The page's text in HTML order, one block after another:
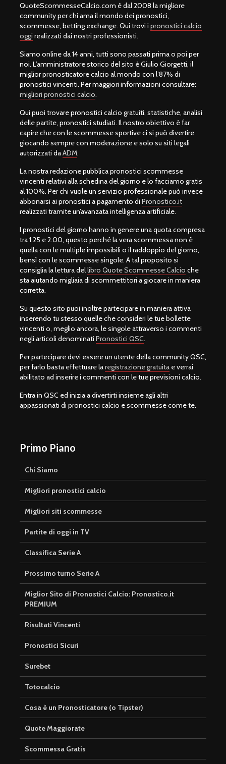
QuoteScommesseCalcio.com è dal 2008 la migliore
community per chi ama il mondo dei pronostici,
scommesse, betting exchange. Qui trovi i pronostici calcio
oggi realizzati dai nostri professionisti.
Siamo online da 14 anni, tutti sono passati prima o poi per
noi. L’amministratore storico del sito è Giulio Giorgetti, il
miglior pronosticatore calcio al mondo con l’87% di
pronostici vincenti. Per maggiori informazioni consultare:
migliori pronostici calcio.
Qui puoi trovare pronostici calcio gratuiti, statistiche, analisi
delle partite, pronostici studiati. Il nostro obiettivo è far
capire che con le scommesse sportive ci si può divertire
giocando sempre con moderazione e solo su siti legali
autorizzati daADM.
La nostra redazione pubblica pronostici scommesse
vincenti relativi alla schedina del giorno e lo facciamo gratis
al 100%. Per chi vuole un servizio professionale può invece
abbonarsi ai pronostici a pagamento di Pronostico.it
realizzati tramite un’avanzata intelligenza artificiale.
I pronostici del giorno hanno in genere una quota compresa
tra 1.25 e 2.00, questo perché la vera scommessa non è
quella con le multiple impossibili o il raddoppio del giorno,
bensì con le scommesse singole. A tal proposito si
consiglia la lettura dellibro Quote Scommesse Calcio che
sta aiutando migliaia di scommettitori a giocare in maniera
corretta.
Su questo sito puoi inoltre partecipare in maniera attiva
inserendo tu stesso quelle che consideri le tue bollette
vincenti o, meglio ancora, le singole attraverso i commenti
negli articoli denominati Pronostici QSC.
Per partecipare devi essere un utente della community QSC,
per farlo basta effettuare laregistrazione gratuita e verrai
abilitato ad inserire i commenti con le tue previsioni calcio.
Entra in QSC ed inizia a divertirti insieme agli altri
appassionati di pronostici calcio e scommesse come te.
Primo Piano
Chi Siamo
Migliori pronostici calcio
Migliori siti scommesse
Partite di oggi in TV
Classifica Serie A
Prossimo turno Serie A
Miglior Sito di Pronostici Calcio: Pronostico.it
PREMIUM
Risultati Vincenti
Pronostici Sicuri
Surebet
Totocalcio
Cosa è un Pronosticatore (o Tipster)
Quote Maggiorate
Scommessa Gratis